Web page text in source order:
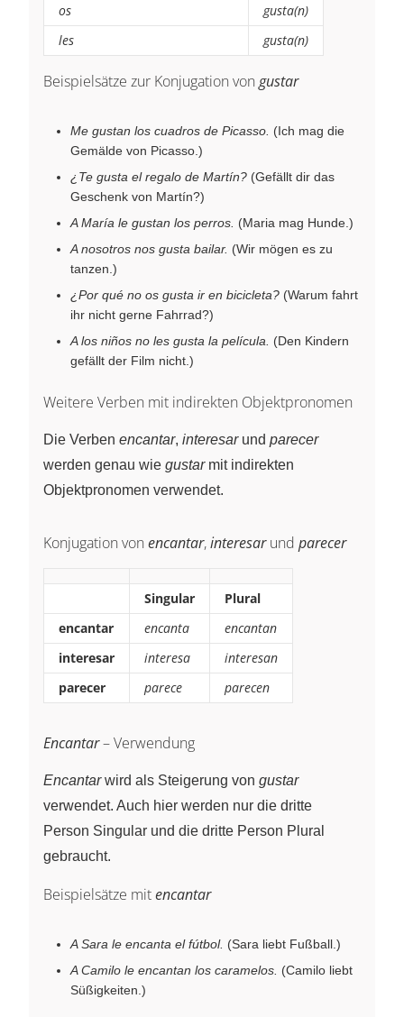
os
gusta(n)
les
gusta(n)
Beispielsätze zur Konjugation von gustar
Me gustan los cuadros de Picasso. (Ich mag die
Gemälde von Picasso.)
¿Te gusta el regalo de Martín? (Gefällt dir das
Geschenk von Martín?)
A María le gustan los perros. (Maria mag Hunde.)
A nosotros nos gusta bailar. (Wir mögen es zu
tanzen.)
¿Por qué no os gusta ir en bicicleta? (Warum fahrt
ihr nicht gerne Fahrrad?)
A los niños no les gusta la película.
(Den Kindern
gefällt der Film nicht.)
Weitere Verben mit indirekten Objektpronomen
Die Verben encantar, interesarund parecer
werden genau wie gustarmit indirekten
Objektpronomen verwendet.
Konjugation von encantar,interesarund parecer
Singular
Plural
encantar
encanta
encantan
interesar
interesa
interesan
parecer
parece parecen
Encantar– Verwendung
Encantarwird als Steigerung von gustar
verwendet. Auch hier werden nur die dritte
Person Singular und die dritte Person Plural
gebraucht.
Beispielsätze mitencantar
A Sara le encanta el fútbol. (Sara liebt Fußball.)
A Camilo le encantan los caramelos. (Camilo liebt
Süßigkeiten.)